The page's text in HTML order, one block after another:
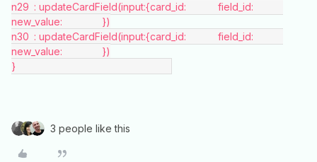
n29	: updateCardField(input:{card_id:		 field_id:
new_value:		})
n30	: updateCardField(input:{card_id:		 field_id:
new_value:		})
3 people like this